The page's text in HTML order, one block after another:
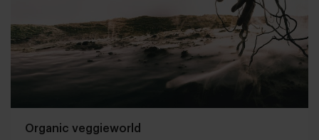
Organic veggieworld